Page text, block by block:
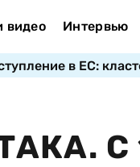
видео Интервью
в ЕС:
С